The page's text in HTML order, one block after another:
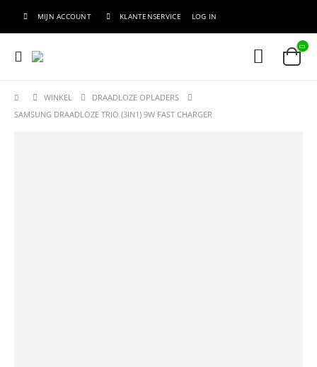
MIJN ACCOUNT KLANTENSERVICE LOG IN
WINKEL
DRAADLOZE OPLADERS
SAMSUNG DRAADLOZE TRIO (3IN1) 9W FAST CHARGER